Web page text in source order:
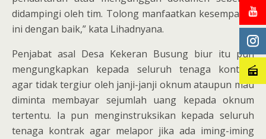
didampingi oleh tim. Tolong manfaatkan kesempatan
ini dengan baik,” kata Lihadnyana.
Penjabat asal Desa Kekeran Busung biur itu pun
mengungkapkan kepada seluruh tenaga kontrak
agar tidak tergiur oleh janji-janji oknum ataupun mau
diminta membayar sejumlah uang kepada oknum
tertentu. Ia pun menginstruksikan kepada seluruh
tenaga kontrak agar melapor jika ada iming-iming